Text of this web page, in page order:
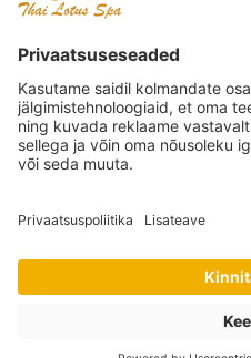
Address: Mere pst
(entrance from the
building, through
Lounge terrace)
Адрес: Mere pst
двора, через
Tel: (+372) 51